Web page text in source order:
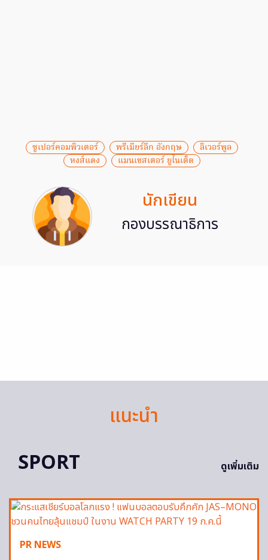
ซูเปอร์คอมพิวเตอร์ พรีเมียร์ลีก อังกฤษ
ลิเวอร์พูล
หงส์แดง
แมนเชสเตอร์ ยูไนเต็ด
นักเขียน
กองบรรณาธิการ
แนะนำ
SPORT
ดูเพิ่มเติม
PR NEWS